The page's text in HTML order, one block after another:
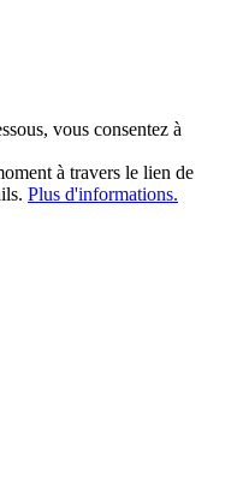
vous consentez à
à travers le lien de
Plus d'informations.